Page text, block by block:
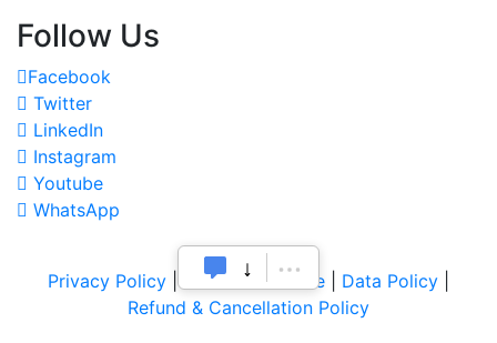
Follow Us
Facebook
Twitter
LinkedIn
Instagram
Youtube
WhatsApp
Privacy Policy | Terms of Service Data Policy
Refund & Cancellation Policy